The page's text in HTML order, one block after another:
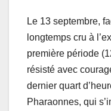
Le 13 septembre,
longtemps cru à
première période
résisté avec
dernier quart
Pharaonnes, qui